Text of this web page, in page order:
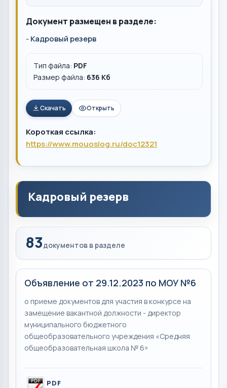
Документ размещен в разделе:
-Кадровый резерв
Тип файла: PDF
Размер файла: 636 Кб
Скачать Открыть
Короткая ссылка:
https://www.mouoslog.ru/doc12321
Кадровый резерв
83документов в разделе
Объявление от 29.12.2023 по МОУ №6
о приеме документов для участия в конкурсе на
замещение вакантной должности - директор
муниципального бюджетного
общеобразовательного учреждения «Средняя
общеобразовательная школа № 6»
PDF